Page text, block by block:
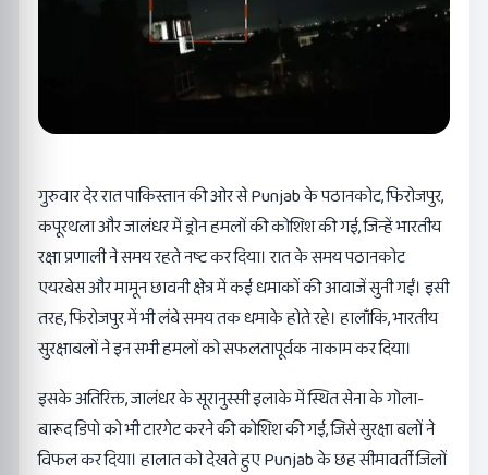
गुरुवार देर रात पाकिस्तान की ओर से Punjab के पठानकोट, फिरोजपुर,
कपूरथला और जालंधर में ड्रोन हमलों की कोशिश की गई, जिन्हें भारतीय
रक्षा प्रणाली ने समय रहते नष्ट कर दिया। रात के समय पठानकोट
एयरबेस और मामून छावनी क्षेत्र में कई धमाकों की आवाजें सुनी गईं। इसी
तरह, फिरोजपुर में भी लंबे समय तक धमाके होते रहे। हालाँकि, भारतीय
सुरक्षाबलों ने इन सभी हमलों को सफलतापूर्वक नाकाम कर दिया।
इसके अतिरिक्त, जालंधर के सूरानुस्सी इलाके में स्थित सेना के गोला-
बारूद डिपो को भी टारगेट करने की कोशिश की गई, जिसे सुरक्षा बलों ने
विफल कर दिया। हालात को देखते हुए Punjab के छह सीमावर्ती जिलों